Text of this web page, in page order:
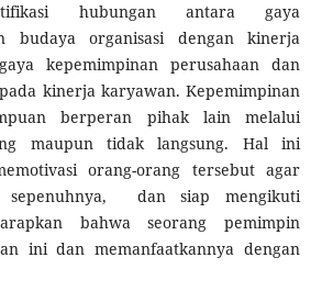
hubungan antara gaya
budaya organisasi dengan kinerja
kepemimpinan perusahaan dan
kinerja karyawan. Kepemimpinan
berperan pihak lain melalui
maupun tidak langsung. Hal ini
orang-orang tersebut agar
sepenuhnya, dan siap mengikuti
bahwa seorang pemimpin
ini dan memanfaatkannya dengan